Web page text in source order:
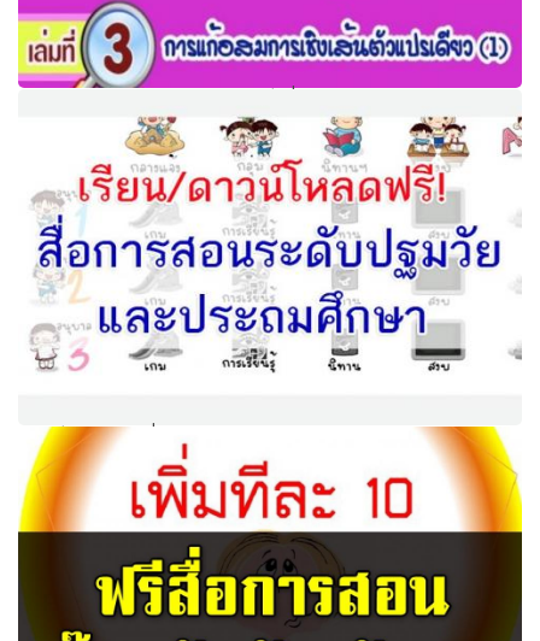
มา วรานุสาสน์
ดาวน์โหลดฟรี! สื่อการสอน ระดับปฐมวัย และประถมศึกษา ทุก
กลุ่มสาระการเรียนรู้